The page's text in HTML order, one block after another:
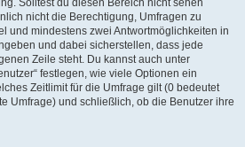
Solltest du diesen Bereich nicht sehen
nicht die Berechtigung, Umfragen zu
und mindestens zwei Antwortmöglichkeiten in
und dabei sicherstellen, dass jede
Zeile steht. Du kannst auch unter
festlegen, wie viele Optionen ein
Zeitlimit für die Umfrage gilt (0 bedeutet
Umfrage) und schließlich, ob die Benutzer ihre